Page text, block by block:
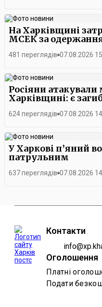
На Харківщині
МСЕК за
481 переглядів 07.08.2026
Росіяни
Харківщині: є
624 переглядів 07.08.2026
У Харкові п’яний
патрульним
637 переглядів 07.08.2026
Контакти
Оголошення
Платні
Подати